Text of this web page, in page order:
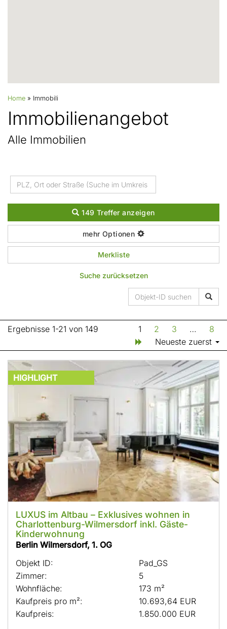
Home » Immobili
Immobilien­angebot
Alle Immobilien
149 Treffer anzeigen
mehr Optionen
Merkliste
Suche zurücksetzen
Ergebnisse 1-21 von 149 1 2 3 …
8
Neueste zuerst
HIGHLIGHT
LUXUS im Altbau – Exklusives wohnen in
Charlottenburg-Wilmersdorf inkl. Gäste-
Kinderwohnung
Berlin Wilmersdorf, 1. OG
Objekt ID:
Pad_GS
Zimmer:
5
Wohnfläche:
173 m²
Kaufpreis pro m²:
10.693,64 EUR
Kaufpreis:
1.850.000 EUR